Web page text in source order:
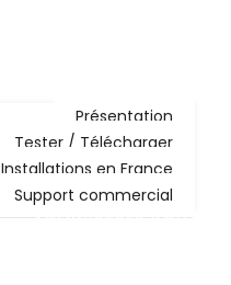
Présentation
Tester / Télécharger
Installations en France
Support commercial
ADMINISTRER KOHA